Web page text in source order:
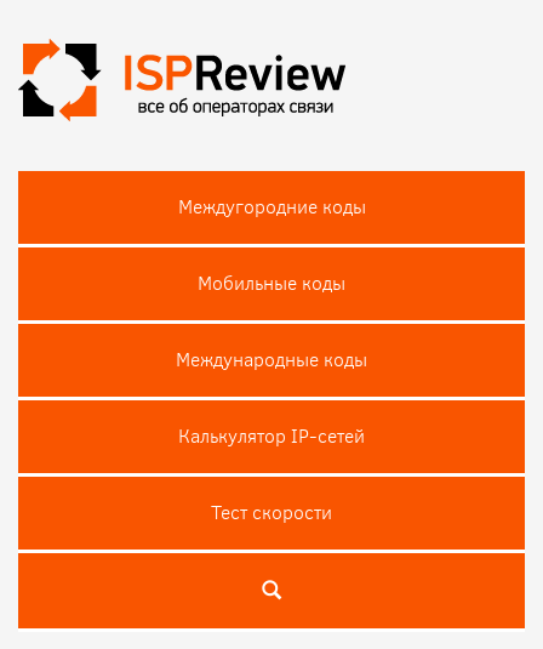
Междугородние коды
Мобильные коды
Международные коды
Калькулятор IP-сетей
Тест скороcти